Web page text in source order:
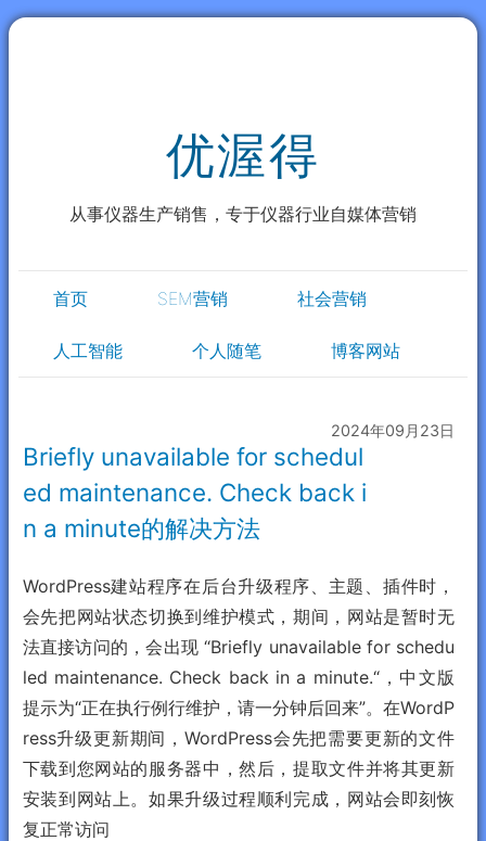
优渥得
从事仪器生产销售，专于仪器行业自媒体营销
首页 SEM营销 社会营销
人工智能 个人随笔 博客网站
2024年09月23日
Briefly unavailable for schedul
ed maintenance. Check back i
n a minute的解决方法
WordPress建站程序在后台升级程序、主题、插件时，
会先把网站状态切换到维护模式，期间，网站是暂时无
法直接访问的，会出现 “Briefly unavailable for schedu
led maintenance. Check back in a minute.“，中文版
提示为“正在执行例行维护，请一分钟后回来”。在WordP
ress升级更新期间，WordPress会先把需要更新的文件
下载到您网站的服务器中，然后，提取文件并将其更新
安装到网站上。如果升级过程顺利完成，网站会即刻恢
复正常访问